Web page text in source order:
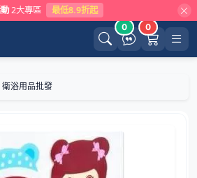
2大專區 最低8.9折起
0 0
衛浴用品批發